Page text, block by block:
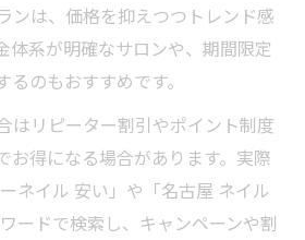
ンは、価格を抑えつつトレンド感
体系が明確なサロンや、期間限定
のもおすすめです。
はリピーター割引やポイント制度
お得になる場合があります。実際
ネイル 安い」や「名古屋 ネイル
ードで検索し、キャンペーンや割